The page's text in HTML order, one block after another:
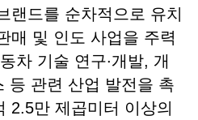
랜드를 순차적으로 유치
매 및 인도 사업을 주력
차 기술 연구·개발, 개
등 관련 산업 발전을 촉
2.5만 제곱미터 이상의